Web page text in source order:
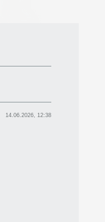
14.06.2026, 12:38